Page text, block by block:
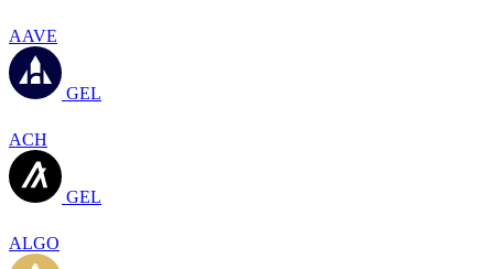
AAVE
GEL
ACH
GEL
ALGO